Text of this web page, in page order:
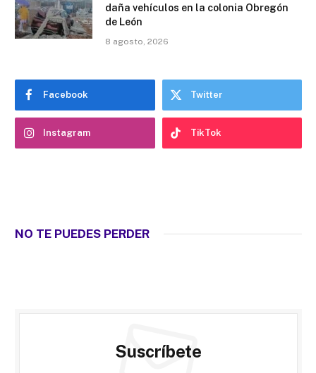
daña vehículos en la colonia Obregón
de León
8 agosto, 2026
Facebook Twitter
Instagram TikTok
NO TE PUEDES PERDER
Suscríbete